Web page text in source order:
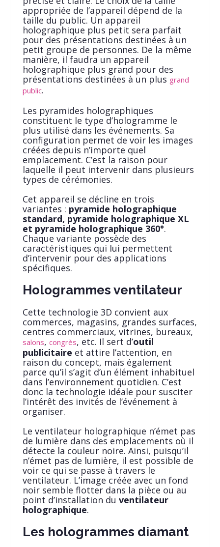
appropriée de l’appareil dépend de la
taille du public. Un appareil
holographique plus petit sera parfait
pour des présentations destinées à un
petit groupe de personnes. De la même
manière, il faudra un appareil
holographique plus grand pour des
présentations destinées à un plus grand
public.
Les pyramides holographiques
constituent le type d’hologramme le
plus utilisé dans les événements. Sa
configuration permet de voir les images
créées depuis n’importe quel
emplacement. C’est la raison pour
laquelle il peut intervenir dans plusieurs
types de cérémonies.
Cet appareil se décline en trois
variantes : pyramide holographique
standard, pyramide holographique XL
et pyramide holographique 360°.
Chaque variante possède des
caractéristiques qui lui permettent
d’intervenir pour des applications
spécifiques.
Hologrammes ventilateur
Cette technologie 3D convient aux
commerces, magasins, grandes surfaces,
centres commerciaux, vitrines, bureaux,
salons, congrès, etc. Il sert d’outil
publicitaire et attire l’attention, en
raison du concept, mais également
parce qu’il s’agit d’un élément inhabituel
dans l’environnement quotidien. C’est
donc la technologie idéale pour susciter
l’intérêt des invités de l’événement à
organiser.
Le ventilateur holographique n’émet pas
de lumière dans des emplacements où il
détecte la couleur noire. Ainsi, puisqu’il
n’émet pas de lumière, il est possible de
voir ce qui se passe à travers le
ventilateur. L’image créée avec un fond
noir semble flotter dans la pièce ou au
point d’installation du ventilateur
holographique.
Les hologrammes diamant